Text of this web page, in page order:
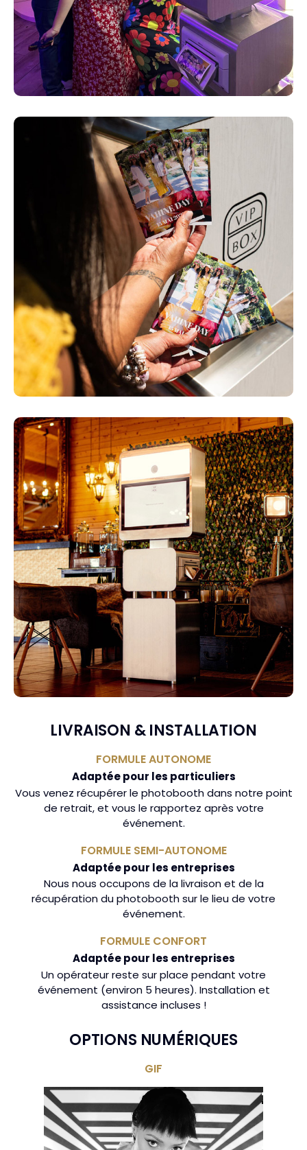
LIVRAISON & INSTALLATION
FORMULE AUTONOME
Adaptée pour les particuliers
Vous venez récupérer le photobooth dans notre point
de retrait, et vous le rapportez après votre
événement.
FORMULE SEMI-AUTONOME
Adaptée pour les entreprises
Nous nous occupons de la livraison et de la
récupération du photobooth sur le lieu de votre
événement.
FORMULE CONFORT
Adaptée pour les entreprises
Un opérateur reste sur place pendant votre
événement (environ 5 heures). Installation et
assistance incluses !
OPTIONS NUMÉRIQUES
GIF